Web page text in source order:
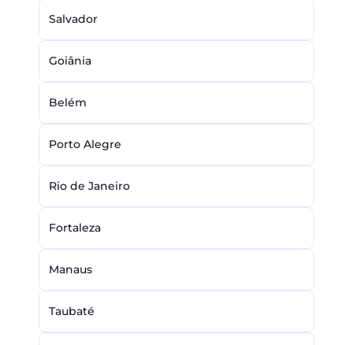
Salvador
Goiânia
Belém
Porto Alegre
Rio de Janeiro
Fortaleza
Manaus
Taubaté